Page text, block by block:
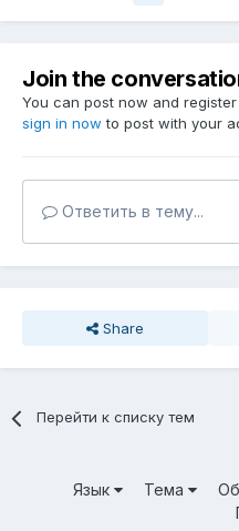
Join the
You can post now and
sign in now to post with your
Ответить в тему...
Share
Перейти к списку тем
Язык Тема